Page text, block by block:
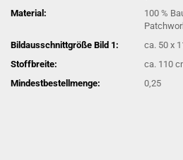
Material:
100 %
Bildausschnittgröße Bild 1:
ca. 50 x
Stoffbreite:
ca. 110
Mindestbestellmenge:
0,25